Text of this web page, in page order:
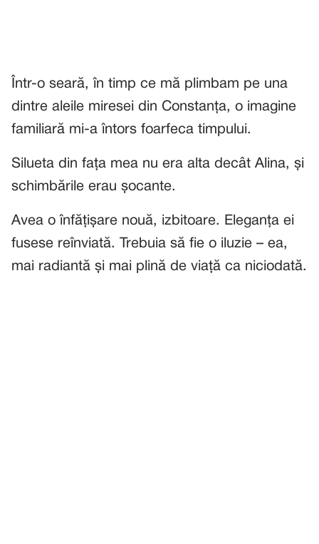
Într-o seară, în timp ce mă plimbam pe una
dintre aleile miresei din Constanța, o imagine
familiară mi-a întors foarfeca timpului.
Silueta din fața mea nu era alta decât Alina, și
schimbările erau șocante.
Avea o înfățișare nouă, izbitoare. Eleganța ei
fusese reînviată. Trebuia să fie o iluzie – ea,
mai radiantă și mai plină de viață ca niciodată.